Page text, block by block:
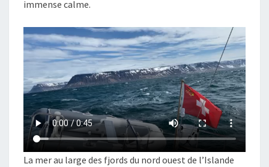
immense calme.
La mer au large des fjords du nord ouest de l’Islande